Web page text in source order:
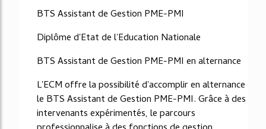
BTS Assistant de Gestion PME-PMI
Diplôme d'Etat de l'Education Nationale
BTS Assistant de Gestion PME-PMI en alternance
L'ECM offre la possibilité d'accomplir en alternance
le BTS Assistant de Gestion PME-PMI. Grâce à des
intervenants expérimentés, le parcours